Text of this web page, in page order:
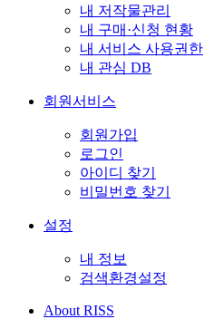
내 저작물관리
내 구매·신청 현황
내 서비스 사용권한
내 관심 DB
회원서비스
회원가입
로그인
아이디 찾기
비밀번호 찾기
설정
내 정보
검색환경설정
About RISS